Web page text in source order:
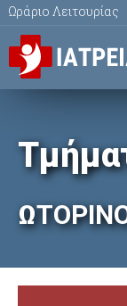
Ωράριο Λειτουρίας